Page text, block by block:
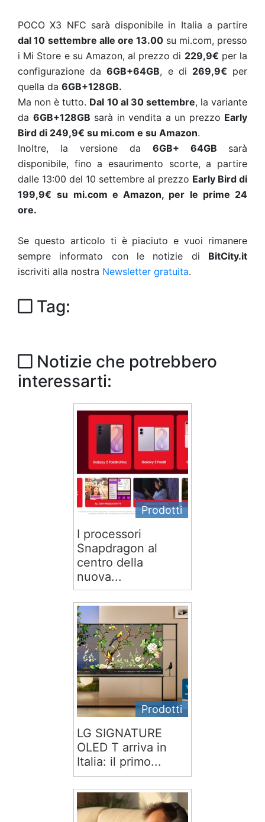
POCO X3 NFC sarà disponibile in Italia a partire
dal 10 settembre alle ore 13.00 su mi.com, presso
i Mi Store e su Amazon, al prezzo di 229,9€ per la
configurazione da6GB+64GB, e di 269,9€ per
quella da 6GB+128GB.
Ma non è tutto. Dal 10 al 30 settembre, la variante
da 6GB+128GB sarà in vendita a un prezzo Early
Bird di 249,9€ su mi.com e su Amazon.
Inoltre, la versione da 6GB+ 64GB sarà
disponibile, fino a esaurimento scorte, a partire
dalle 13:00 del 10 settembre al prezzo Early Bird di
199,9€ su mi.com e Amazon, per le prime 24
ore.
Se questo articolo ti è piaciuto e vuoi rimanere
sempre informato con le notizie di BitCity.it
iscriviti alla nostra Newsletter gratuita.
Tag:
Notizie che potrebbero
interessarti:
Prodotti
I processori
Snapdragon al
centro della
nuova...
Prodotti
LG SIGNATURE
OLED T arriva in
Italia: il primo...